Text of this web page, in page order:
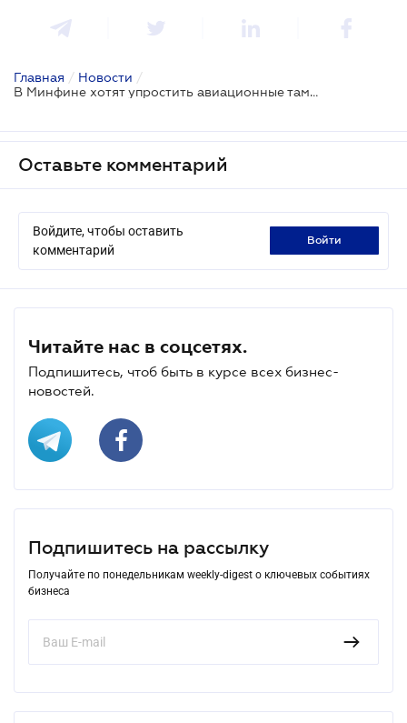
Главная / Новости /
В Минфине хотят упростить авиационные таможенные формальности
Оставьте комментарий
Войдите, чтобы оставить
комментарий
войти
Читайте нас в соцсетях.
Подпишитесь, чтоб быть в курсе всех бизнес-
новостей.
Подпишитесь на рассылку
Получайте по понедельникам weekly-digest о ключевых событиях
бизнеса